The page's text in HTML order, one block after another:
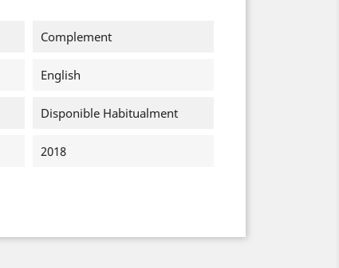
Complement
English
Disponible Habitualment
2018